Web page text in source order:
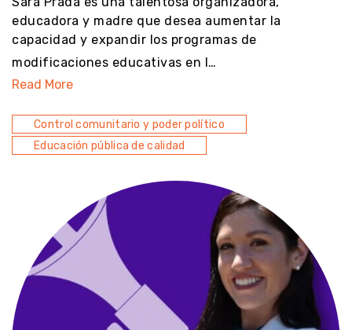
educadora y madre que desea aumentar la
capacidad y expandir los programas de
modificaciones educativas en l…
Read More
Control comunitario y poder político
Educación pública de calidad